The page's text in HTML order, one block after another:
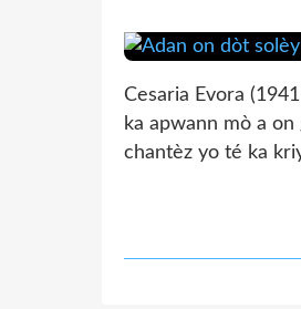
Cesaria Evora
ka apwann mò a
chantèz yo té ka